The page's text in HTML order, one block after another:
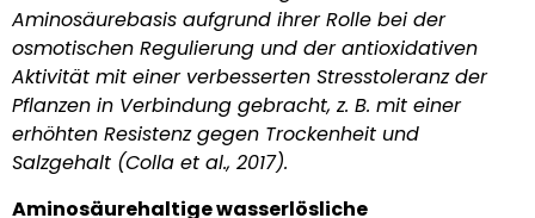
Aminosäurebasis aufgrund ihrer Rolle bei der
osmotischen Regulierung und der antioxidativen
Aktivität mit einer verbesserten Stresstoleranz der
Pflanzen in Verbindung gebracht, z. B. mit einer
erhöhten Resistenz gegen Trockenheit und
Salzgehalt (Colla et al., 2017).
Aminosäurehaltige wasserlösliche